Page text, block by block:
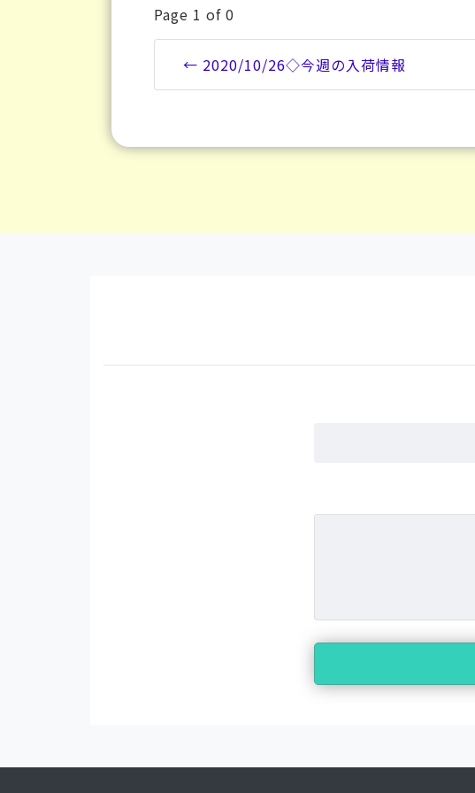
Page 1 of 0
← 2020/10/26◇今週の入荷情報